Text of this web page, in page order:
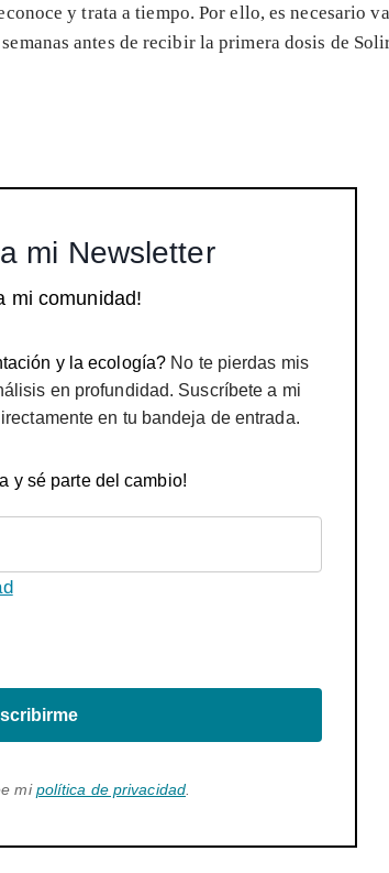
y trata a tiempo. Por ello, es necesario
antes de recibir la primera dosis de
mi Newsletter
mi comunidad!
y la ecología? No te pierdas mis
en profundidad. Suscríbete a mi
en tu bandeja de entrada.
y sé parte del cambio!
mipolítica de privacidad